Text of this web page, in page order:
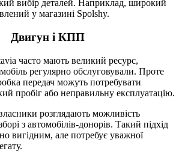
вибір деталей. Наприклад, широкий
у магазині Spolshy.
Двигун і КПП
часто мають великий ресурс,
регулярно обслуговували. Проте
передач можуть потребувати
пробіг або неправильну експлуатацію.
розглядають можливість
з автомобілів-донорів. Такий підхід
вигідним, але потребує уважної